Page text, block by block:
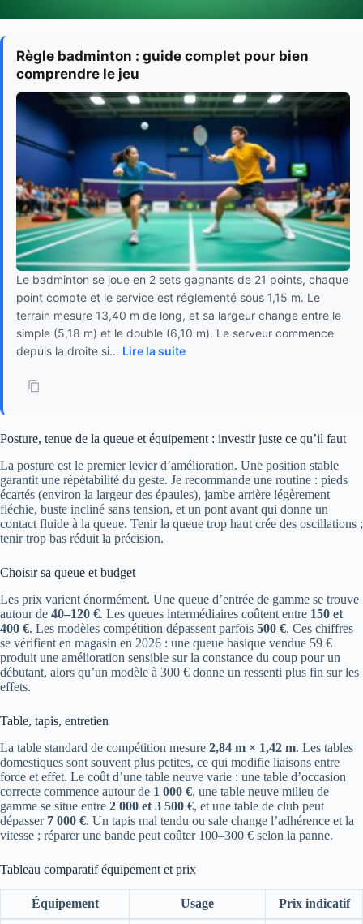
Règle badminton : guide complet pour bien
comprendre le jeu
Le badminton se joue en 2 sets gagnants de 21 points, chaque
point compte et le service est réglementé sous 1,15 m. Le
terrain mesure 13,40 m de long, et sa largeur change entre le
simple (5,18 m) et le double (6,10 m). Le serveur commence
depuis la droite si... Lire la suite
Posture, tenue de la queue et équipement : investir juste ce qu’il faut
La posture est le premier levier d’amélioration. Une position stable
garantit une répétabilité du geste. Je recommande une routine : pieds
écartés (environ la largeur des épaules), jambe arrière légèrement
fléchie, buste incliné sans tension, et un pont avant qui donne un
contact fluide à la queue. Tenir la queue trop haut crée des oscillations ;
tenir trop bas réduit la précision.
Choisir sa queue et budget
Les prix varient énormément. Une queue d’entrée de gamme se trouve
autour de 40–120 €. Les queues intermédiaires coûtent entre 150 et
400 €. Les modèles compétition dépassent parfois 500 €. Ces chiffres
se vérifient en magasin en 2026 : une queue basique vendue 59 €
produit une amélioration sensible sur la constance du coup pour un
débutant, alors qu’un modèle à 300 € donne un ressenti plus fin sur les
effets.
Table, tapis, entretien
La table standard de compétition mesure 2,84 m × 1,42 m. Les tables
domestiques sont souvent plus petites, ce qui modifie liaisons entre
force et effet. Le coût d’une table neuve varie : une table d’occasion
correcte commence autour de 1 000 €, une table neuve milieu de
gamme se situe entre 2 000 et 3 500 €, et une table de club peut
dépasser 7 000 €. Un tapis mal tendu ou sale change l’adhérence et la
vitesse ; réparer une bande peut coûter 100–300 € selon la panne.
Tableau comparatif équipement et prix
Équipement Usage Prix indicatif